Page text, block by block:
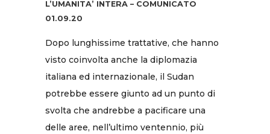
L’UMANITA’ INTERA – COMUNICATO
01.09.20
Dopo lunghissime trattative, che hanno
visto coinvolta anche la diplomazia
italiana ed internazionale, il Sudan
potrebbe essere giunto ad un punto di
svolta che andrebbe a pacificare una
delle aree, nell’ultimo ventennio, più